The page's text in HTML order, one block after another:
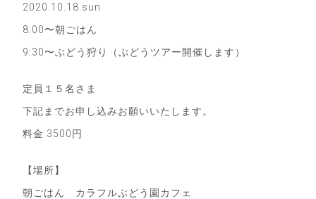
2020.10.18.sun
8:00〜朝ごはん
9:30〜ぶどう狩り（ぶどうツアー開催します）
定員１５名さま
下記までお申し込みお願いいたします。
料金 3500円
【場所】
朝ごはん カラフルぶどう園カフェ